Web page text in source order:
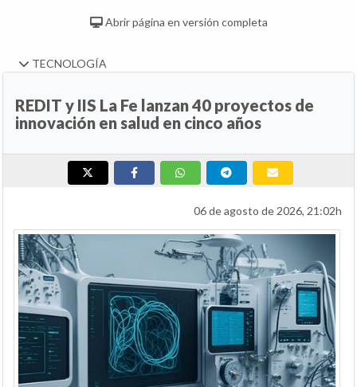
Abrir página en versión completa
TECNOLOGÍA
REDIT y IIS La Fe lanzan 40 proyectos de
innovación en salud en cinco años
06 de agosto de 2026, 21:02h